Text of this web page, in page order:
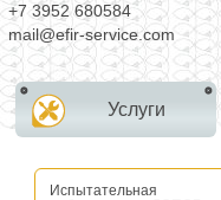
+7 3952 680584
mail@efir-service.com
Услуги
Испытательная